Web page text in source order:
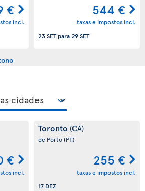
€
incl.
544 €
taxas e impostos incl.
23 SETpara29 SET
€
incl.
Toronto (CA)
de Porto(PT)
255 €
taxas e impostos incl.
17 DEZ